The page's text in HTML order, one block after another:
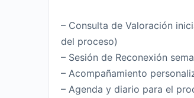
– Consulta de Valoración
del proceso)
– Sesión de Reconexión
– Acompañamiento
– Agenda y diario para el